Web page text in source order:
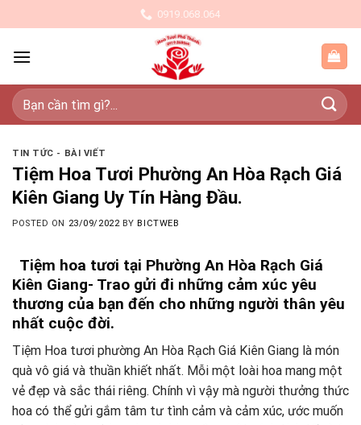
to
content
0919.068.064
Tìm
kiếm:
TIN TỨC - BÀI VIẾT
Tiệm Hoa Tươi Phường An Hòa Rạch Giá
Kiên Giang Uy Tín Hàng Đầu.
POSTED ON 23/09/2022 BYBICTWEB
Tiệm hoa tươi tại Phường An Hòa Rạch Giá
Kiên Giang- Trao gửi đi những cảm xúc yêu
thương của bạn đến cho những người thân yêu
nhất cuộc đời.
Tiệm Hoa tươi phường An Hòa Rạch Giá Kiên Giang là món
quà vô giá và thuần khiết nhất. Mỗi một loài hoa mang một
vẻ đẹp và sắc thái riêng. Chính vì vậy mà người thưởng thức
hoa có thể gửi gắm tâm tư tình cảm và cảm xúc, ước muốn